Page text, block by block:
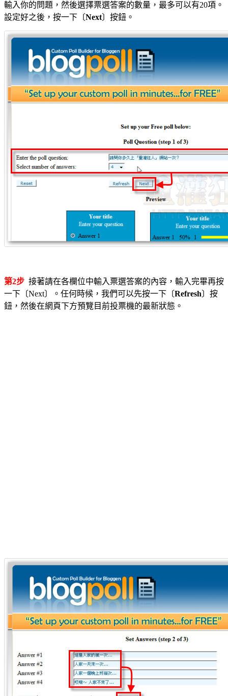
輸入你的問題，然後選擇票選答案的數量，最多可以有20項。
設定好之後，按一下〔Next〕按鈕。
第2步 接著請在各欄位中輸入票選答案的內容，輸入完畢再按
一下〔Next〕。任何時候，我們可以先按一下〔Refresh〕按
鈕，然後在網頁下方預覽目前投票機的最新狀態。